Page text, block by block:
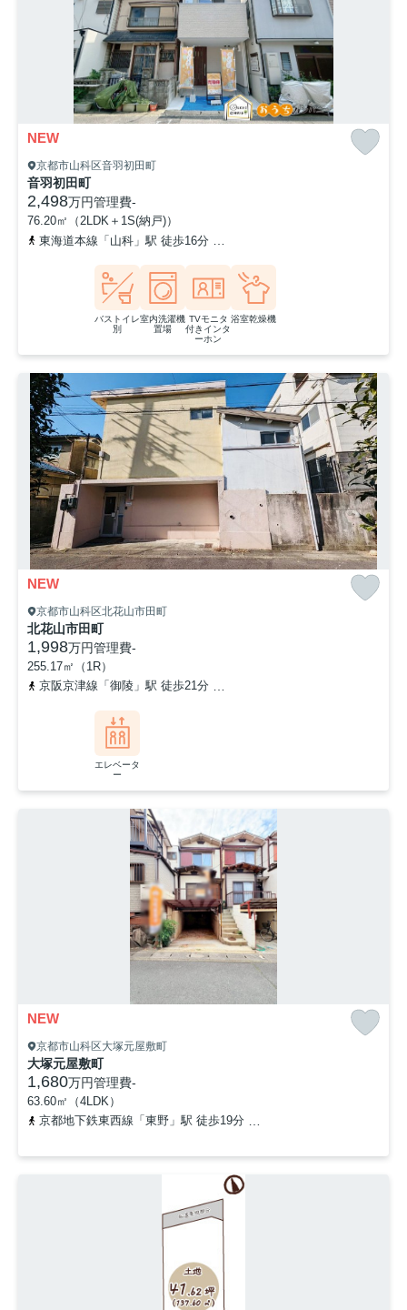
NEW
京都市山科区音羽初田町
音羽初田町
2,498万円管理費-
76.20㎡（2LDK＋1S(納戸)）
東海道本線「山科」駅 徒歩16分
バストイレ
別
室内洗濯機
置場
TVモニタ
付きインタ
ーホン
浴室乾燥機
NEW
京都市山科区北花山市田町
北花山市田町
1,998万円管理費-
255.17㎡（1R）
京阪京津線「御陵」駅 徒歩21分
エレベータ
ー
NEW
京都市山科区大塚元屋敷町
大塚元屋敷町
1,680万円管理費-
63.60㎡（4LDK）
京都地下鉄東西線「東野」駅 徒歩19分